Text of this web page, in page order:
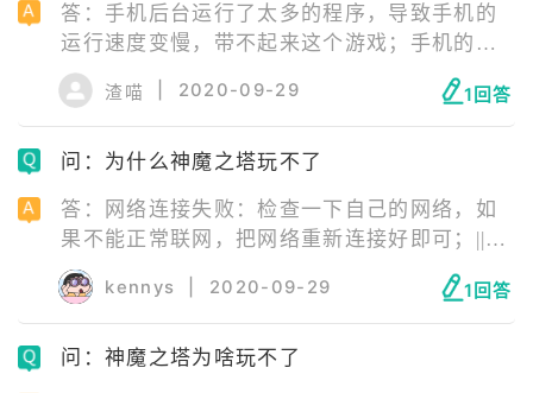
答：手机后台运行了太多的程序，导致手机的
运行速度变慢，带不起来这个游戏；手机的内
存不够，导致无法加载游戏；手机后台运行了
一些与这款游戏不兼容的软件；就是游戏本身
的数据包损坏了，或者游戏在升级时，升级包
被损坏了，从而导致了游戏闪退。
渣喵 2020-09-29 1回答
问：为什么神魔之塔玩不了
答：网络连接失败：检查一下自己的网络，如
果不能正常联网，把网络重新连接好即可；||服
务器正在维护：等待服务器维修结束即可；||安
装包错误：安装包错误需要玩家卸载游戏后，
去官网下载最新版游戏安装包重新安装游戏；||
手机配置不够：更换手机即可。
kennys 2020-09-29 1回答
问：神魔之塔为啥玩不了